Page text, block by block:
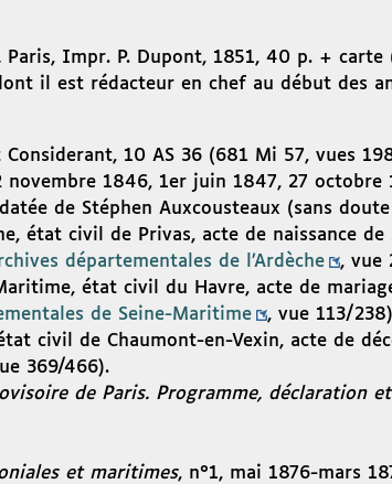
Paris, Impr. P. Dupont, 1851, 40 p. + carte
il est rédacteur en chef au début des
10 AS 36 (681 Mi 57, vues
novembre 1846, 1er juin 1847, 27 octobre
de Stéphen Auxcousteaux (sans
état civil de Privas, acte de naissance de
départementales de l’Ardèche
, vue
état civil du Havre, acte de
de Seine-Maritime
, vue 113/
civil de Chaumont-en-Vexin, acte de
369/466).
de Paris. Programme, déclaration
et maritimes, n°1, mai 1876-mars